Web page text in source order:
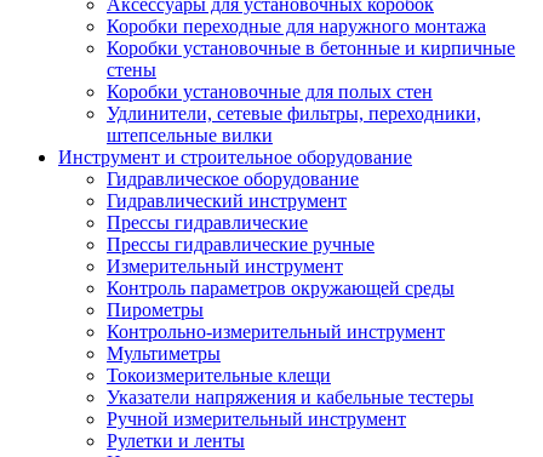
Аксессуары для установочных коробок
Коробки переходные для наружного монтажа
Коробки установочные в бетонные и кирпичные
стены
Коробки установочные для полых стен
Удлинители, сетевые фильтры, переходники,
штепсельные вилки
Инструмент и строительное оборудование
Гидравлическое оборудование
Гидравлический инструмент
Прессы гидравлические
Прессы гидравлические ручные
Измерительный инструмент
Контроль параметров окружающей среды
Пирометры
Контрольно-измерительный инструмент
Мультиметры
Токоизмерительные клещи
Указатели напряжения и кабельные тестеры
Ручной измерительный инструмент
Рулетки и ленты